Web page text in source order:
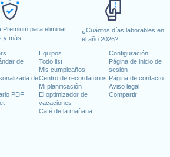
Premium para eliminar
y más
¿Cuántos días laborables en
el año 2026?
de
de
PDF
Equipos
Todo list
Mis cumpleaños
Centro de recordatorios
Mi planificación
El optimizador de
vacaciones
Café de la mañana
Configuración
Página de inicio de
sesión
Página de contacto
Aviso legal
Compartir